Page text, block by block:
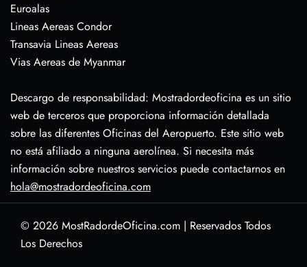
Euroalas
Lineas Aereas Condor
Transavia Lineas Aereas
Vias Aereas de Myanmar
Descargo de responsabilidad: Mostradordeoficina es un sitio
web de terceros que proporciona información detallada
sobre las diferentes Oficinas del Aeropuerto. Este sitio web
no está afiliado a ninguna aerolínea. Si necesita más
información sobre nuestros servicios puede contactarnos en
hola@mostradordeoficina.com
© 2026 MostRadordeOficina.com | Reservados Todos
Los Derechos